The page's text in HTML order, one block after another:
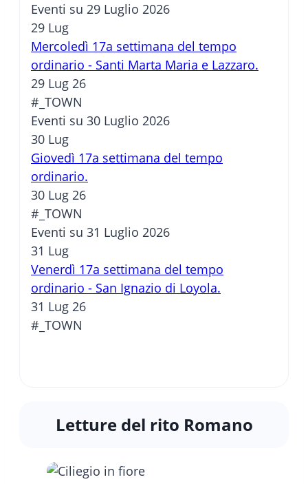
Eventi su 29 Luglio 2026
29 Lug
Mercoledì 17a settimana del tempo
ordinario - Santi Marta Maria e Lazzaro.
29 Lug 26
#_TOWN
Eventi su 30 Luglio 2026
30 Lug
Giovedì 17a settimana del tempo
ordinario.
30 Lug 26
#_TOWN
Eventi su 31 Luglio 2026
31 Lug
Venerdì 17a settimana del tempo
ordinario - San Ignazio di Loyola.
31 Lug 26
#_TOWN
Letture del rito Romano